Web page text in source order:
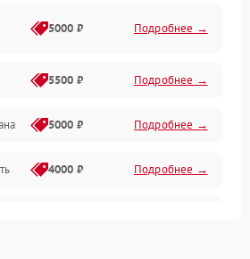
5000 ₽ Подробнее →
5500 ₽ Подробнее →
5000 ₽ Подробнее →
4000 ₽ Подробнее →